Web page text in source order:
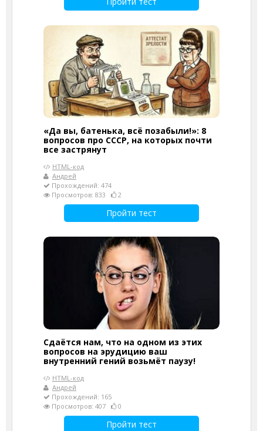
«Да вы, батенька, всё позабыли!»: 8
вопросов про СССР, на которых почти
все застрянут
HTML-код
Андрей
Прохождений: 474
Просмотров: 833
2
Пройти тест
Сдаётся нам, что на одном из этих
вопросов на эрудицию ваш
внутренний гений возьмёт паузу!
HTML-код
Андрей
Прохождений: 165
Просмотров: 407
0
Пройти тест